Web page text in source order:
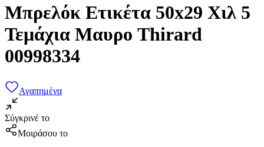
Μπρελόκ Ετικέτα 50x29 Χιλ 5
Τεμάχια Μαυρο Thirard
00998334
Αγαπημένα
Σύγκρινέ το
Μοιράσου το